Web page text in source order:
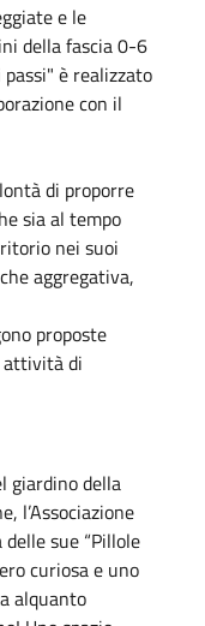
e le
della fascia 0-6
è realizzato
con il
di proporre
sia al tempo
nei suoi
aggregativa,
proposte
attività di
giardino della
l’Associazione
sue “Pillole
curiosa e uno
alquanto